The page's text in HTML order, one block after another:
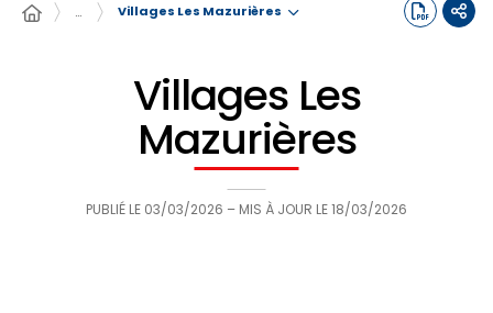
… Villages Les Mazurières
Villages Les
Mazurières
PUBLIÉ LE 03/03/2026 – MIS À JOUR LE18/03/2026